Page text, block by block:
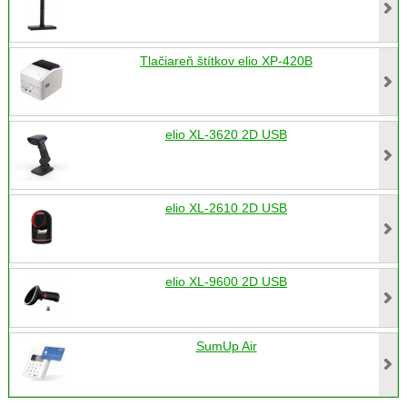
Tlačiareň štítkov elio XP-420B
elio XL-3620 2D USB
elio XL-2610 2D USB
elio XL-9600 2D USB
SumUp Air